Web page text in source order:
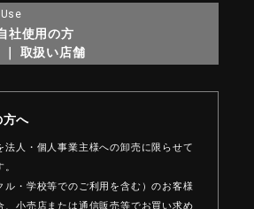
社使用の方
取扱い店舗
方へ
法人・個人事業主様への卸売に限らせて
ル・学校等でのご利用を含む）のお客様
、小売店または通信販売等でお買い求め